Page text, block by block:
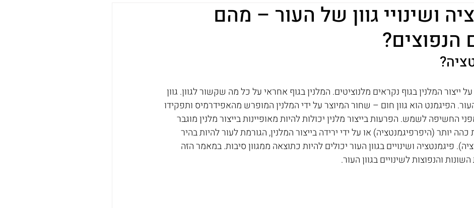
ושינויי גוון של העור – מהם
הנפוצים?
ייצור המלנין בגוף נקראים מלנוציטים. המלנין בגוף אחראי על כל מה שקשור לגוון. גוון
הפיגמנט הוא גוון חום – שחור המיוצר על ידי המלנין המופרש מהאפידרמיס ותפקידו
החשיפה לשמש. הפרעות בייצור מלנין יכולות להיות מאופיינות בייצור מלנין מוגבר
יותר (היפרפיגמנטציה) או על ידי ירידה בייצור המלנין, הגורמת לעור להיות בהיר
פיגמנטציה ושינויים בגוון העור יכולים להיות כתוצאה ממגוון סיבות. במאמר הזה
והנפוצות לשינויים בגוון העור.